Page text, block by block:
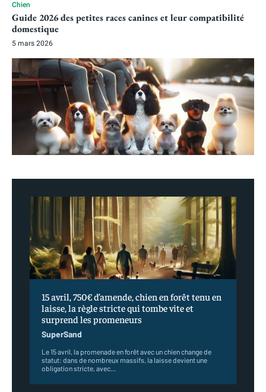
Chien
Guide 2026 des petites races canines et leur compatibilité
domestique
5 mars 2026
15 avril, 750€ d’amende, chien en forêt tenu en
laisse, la règle stricte qui tombe vite et
surprend les promeneurs
SuperSand
Le 15 avril, la promenade en forêt avec un chien change de
statut: dans de nombreux massifs, la laisse devient une
obligation stricte, avec...